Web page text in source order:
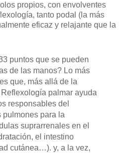
propios, con envolventes
tanto podal (la más
eficaz y relajante que la
puntos que se pueden
de las manos? Lo más
que, más allá de la
palmar ayuda
responsables del
pulmones para la
suprarrenales en el
el intestino
cutánea…). y, a la vez,